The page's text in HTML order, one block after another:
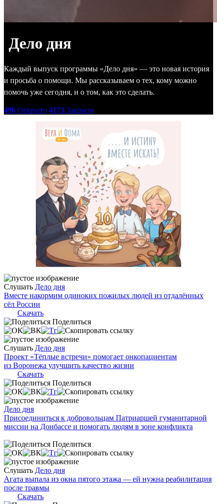
Дело дня
Каждый выпуск программы «Дело дня» — это новая история
и просьба о помощи. Мы рассказываем о тех, кому можно
помочь уже сегодня, и о том, как это сделать.
496 Открыто 4173 Закрыто
Слушать Дело дня
Вместе накормим одиноких пожилых людей из отдалённых
сёл России
Скачать
Поделиться
Слушать Дело дня
Проект «Тёплые встречи» помогает онкопациентам
из Воронежа улучшить качество жизни
Скачать
Поделиться
Дело дня
Присоединиться к добровольцам Патриаршей гуманитарной
миссии на Донбассе и помогать людям в зоне конфликта
Поделиться
Слушать Дело дня
Агата выпала из окна пятого этажа — ей нужна реабилитация
после травмы
Скачать